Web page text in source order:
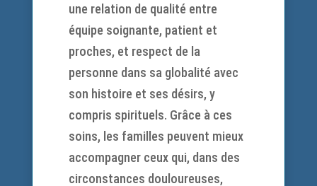
une relation de qualité entre
équipe soignante, patient et
proches, et respect de la
personne dans sa globalité avec
son histoire et ses désirs, y
compris spirituels. Grâce à ces
soins, les familles peuvent mieux
accompagner ceux qui, dans des
circonstances douloureuses,